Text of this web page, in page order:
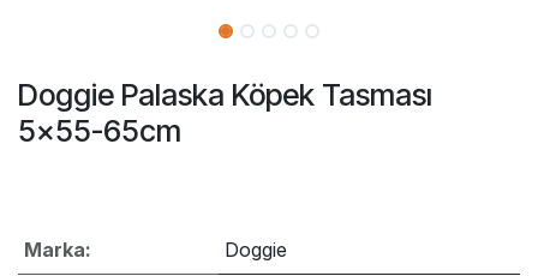
Doggie Palaska Köpek Tasması
5x55-65cm
Marka: Doggie